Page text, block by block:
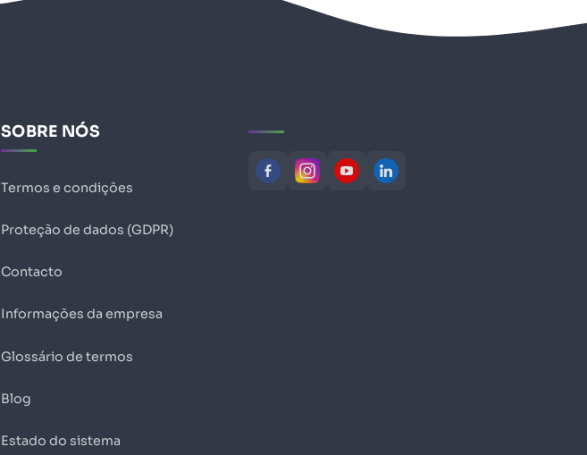
SOBRE NÓS
Termos e condições
Proteção de dados (GDPR)
Contacto
Informações da empresa
Glossário de termos
Blog
Estado do sistema